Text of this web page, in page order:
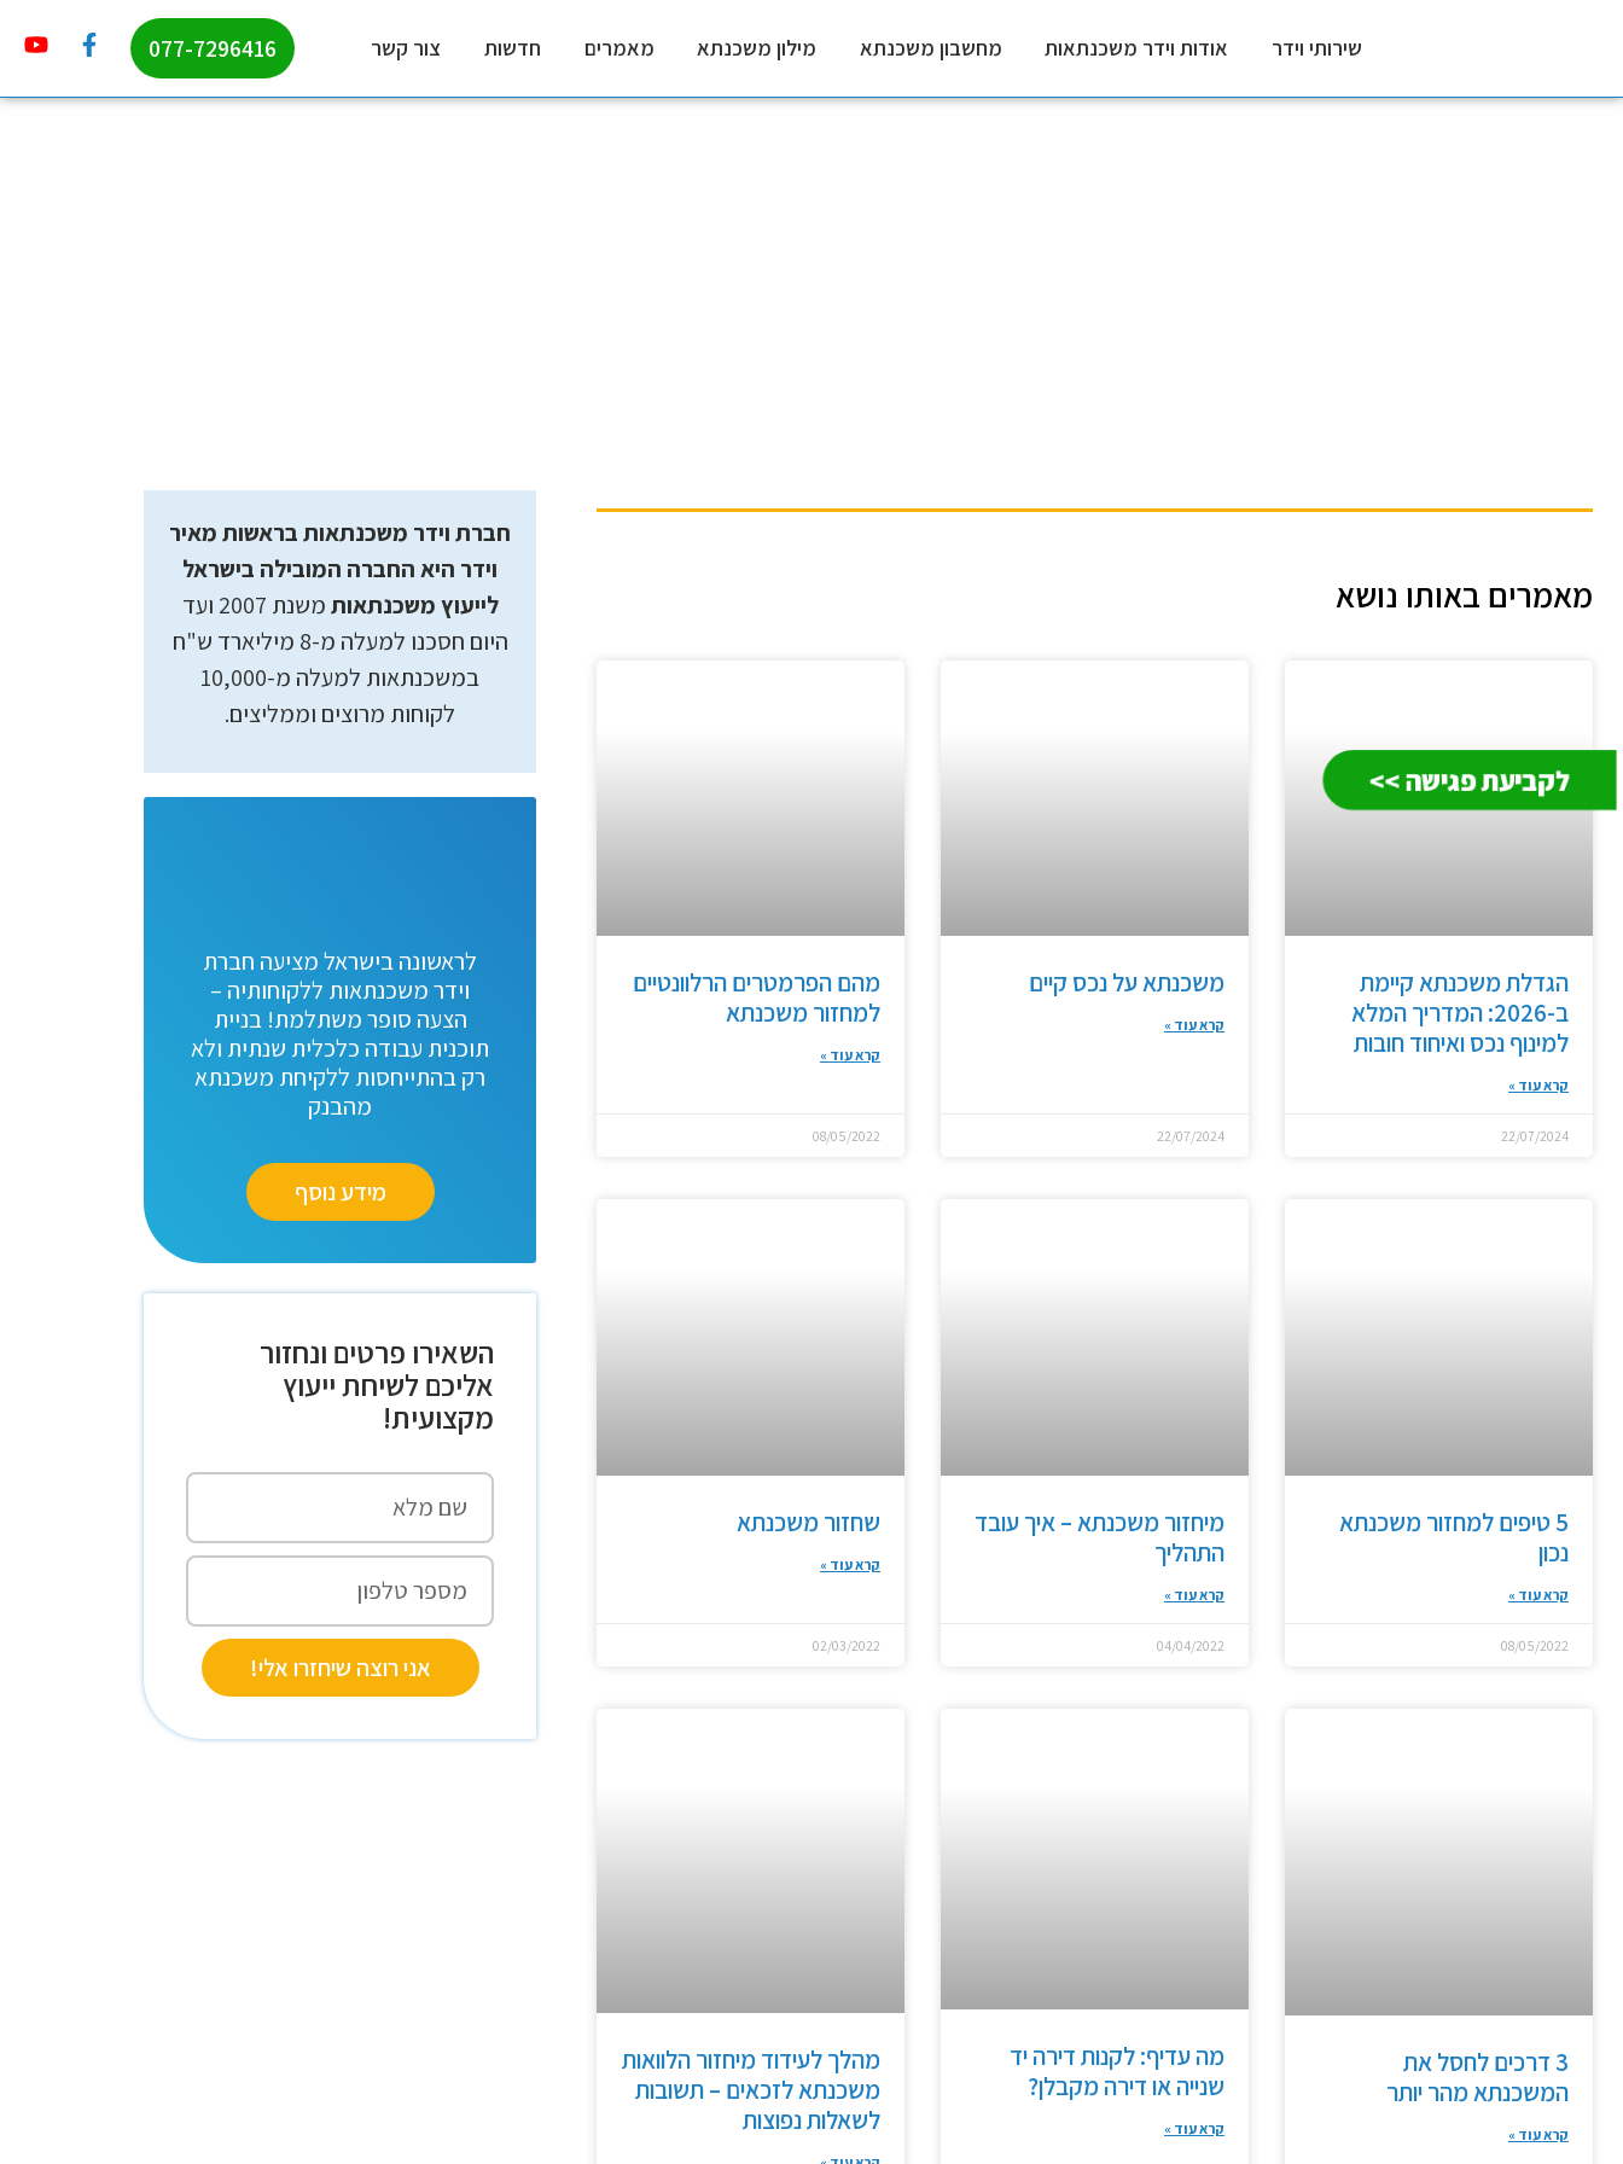
לקביעת פגישה >>
שירותי וידר אודות וידר משכנתאות מחשבון משכנתא מילון משכנתא מאמרים חדשות צור קשר 077-7296416
מאמרים באותו נושא
הגדלת משכנתא קיימת
ב-2026: המדריך המלא
למינוף נכס ואיחוד חובות
קרא עוד »
22/07/2024
משכנתא על נכס קיים
קרא עוד »
22/07/2024
מהם הפרמטרים הרלוונטיים
למחזור משכנתא
קרא עוד »
08/05/2022
5 טיפים למחזור משכנתא
נכון
קרא עוד »
08/05/2022
מיחזור משכנתא – איך עובד
התהליך
קרא עוד »
04/04/2022
שחזור משכנתא
קרא עוד »
02/03/2022
3 דרכים לחסל את
המשכנתא מהר יותר
קרא עוד »
מה עדיף: לקנות דירה יד
שנייה או דירה מקבלן?
קרא עוד »
מהלך לעידוד מיחזור הלוואות
משכנתא לזכאים – תשובות
לשאלות נפוצות
חברת וידר משכנתאות בראשות מאיר
וידר היא החברה המובילה בישראל
לייעוץ משכנתאות
משנת 2007 ועד
היום חסכנו למעלה מ-8 מיליארד ש"ח
במשכנתאות למעלה מ-10,000
לקוחות מרוצים וממליצים.
לראשונה בישראל מציעה חברת
וידר משכנתאות ללקוחותיה –
הצעה סופר משתלמת! בניית
תוכנית עבודה כלכלית שנתית ולא
רק בהתייחסות ללקיחת משכנתא
מהבנק
מידע נוסף
השאירו פרטים ונחזור
אליכם לשיחת ייעוץ
מקצועית!
אני רוצה שיחזרו אלי!